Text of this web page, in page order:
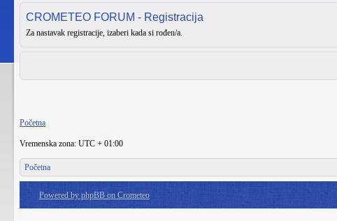
CROMETEO FORUM - Registracija
Za nastavak registracije, izaberi kada si rođen/a.
Početna
Vremenska zona: UTC + 01:00
Početna
Powered by phpBB on Crometeo